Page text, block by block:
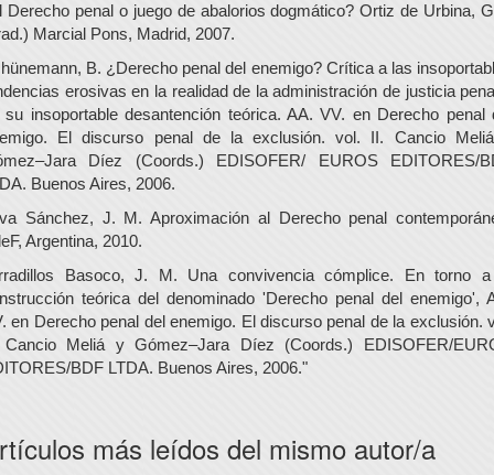
Derecho penal o juego de abalorios dogmático? Ortiz de Urbina,
Marcial Pons, Madrid, 2007.
B. ¿Derecho penal del enemigo? Crítica a las
erosivas en la realidad de la administración de justicia
su insoportable desantención teórica. AA. VV. en Derecho penal
El discurso penal de la exclusión. vol. II. Cancio
Díez (Coords.) EDISOFER/ EUROS EDITORES/
Buenos Aires, 2006.
Sánchez, J. M. Aproximación al Derecho penal
Argentina, 2010.
Basoco, J. M. Una convivencia cómplice. En torno
teórica del denominado 'Derecho penal del enemigo',
en Derecho penal del enemigo. El discurso penal de la exclusión.
Meliá y Gómez–Jara Díez (Coords.) EDISOFER/
BDF LTDA. Buenos Aires, 2006."
más leídos del mismo autor/a